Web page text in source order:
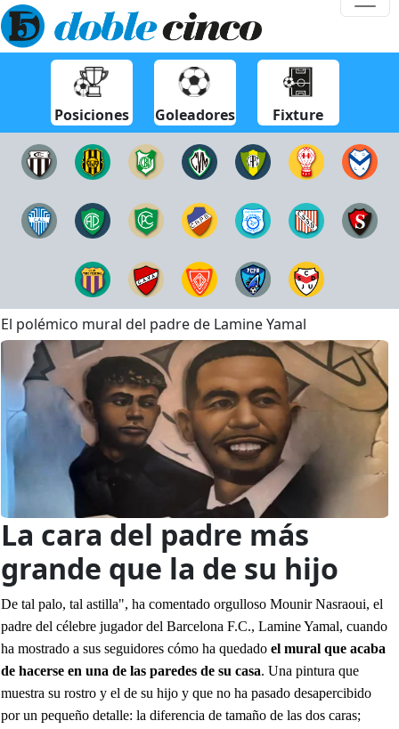
Posiciones Goleadores Fixture
El polémico mural del padre de Lamine Yamal
La cara del padre más
grande que la de su hijo
De tal palo, tal astilla", ha comentado orgulloso Mounir Nasraoui, el
padre del célebre jugador del Barcelona F.C., Lamine Yamal, cuando
ha mostrado a sus seguidores cómo ha quedado el mural que acaba
de hacerse en una de las paredes de su casa. Una pintura que
muestra su rostro y el de su hijo y que no ha pasado desapercibido
por un pequeño detalle: la diferencia de tamaño de las dos caras;